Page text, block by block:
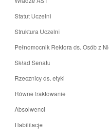
Statut Uczelni
Struktura Uczelni
Pełnomocnik Rektora ds. Osób z
Skład Senatu
Rzecznicy ds. etyki
Równe traktowanie
Absolwenci
Habilitacje